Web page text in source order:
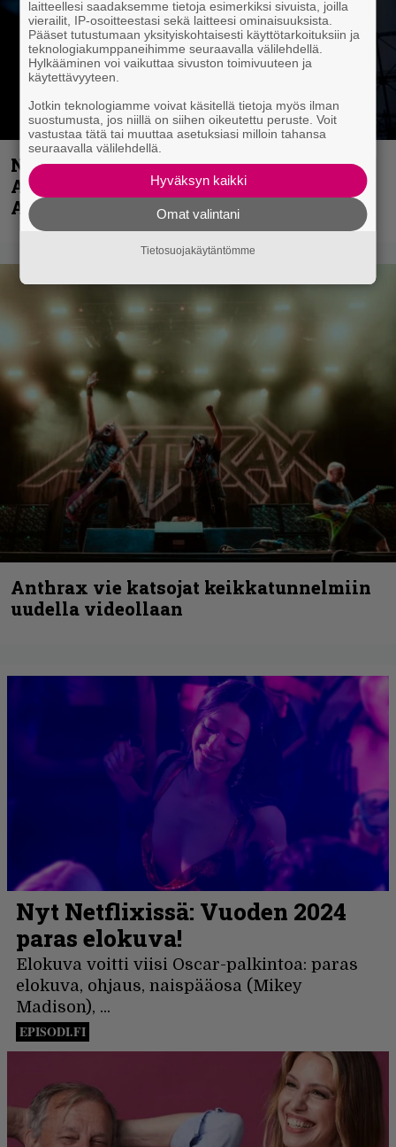
Näin lähtee Ghostin Tobias Forgelta
Accept – menossa mukana myös
Anthrax- ja Korn-miehistöä
Anthrax vie katsojat keikkatunnelmiin
uudella videollaan
laitteellesi saadaksemme tietoja esimerkiksi sivuista, joilla
vierailit, IP-osoitteestasi sekä laitteesi ominaisuuksista.
Pääset tutustumaan yksityiskohtaisesti käyttötarkoituksiin ja
teknologiakumppaneihimme seuraavalla välilehdellä.
Hylkääminen voi vaikuttaa sivuston toimivuuteen ja
käytettävyyteen.
Jotkin teknologiamme voivat käsitellä tietoja myös ilman
suostumusta, jos niillä on siihen oikeutettu peruste. Voit
vastustaa tätä tai muuttaa asetuksiasi milloin tahansa
seuraavalla välilehdellä.
Hyväksyn kaikki
Omat valintani
Tietosuojakäytäntömme